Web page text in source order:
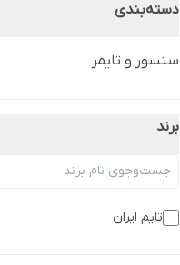
دسته‌بندی
سنسور و تایمر
برند
تایم ایران